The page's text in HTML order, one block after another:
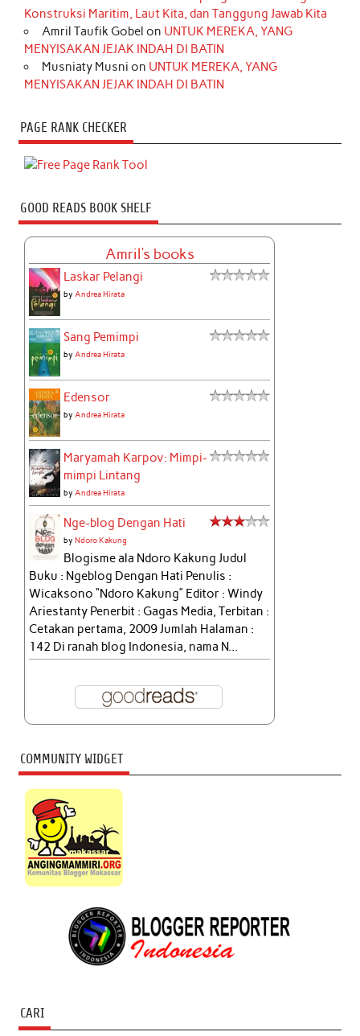
Konstruksi Maritim, Laut Kita, dan Tanggung Jawab Kita
Amril Taufik Gobel on UNTUK MEREKA, YANG
MENYISAKAN JEJAK INDAH DI BATIN
Musniaty Musni on UNTUK MEREKA, YANG
MENYISAKAN JEJAK INDAH DI BATIN
PAGE RANK CHECKER
GOOD READS BOOK SHELF
Amril's books
Laskar Pelangi
byAndrea Hirata
Sang Pemimpi
byAndrea Hirata
Edensor
byAndrea Hirata
Maryamah Karpov: Mimpi-
mimpi Lintang
byAndrea Hirata
Nge-blog Dengan Hati
byNdoro Kakung
Blogisme ala Ndoro Kakung Judul
Buku : Ngeblog Dengan Hati Penulis :
Wicaksono “Ndoro Kakung” Editor : Windy
Ariestanty Penerbit : Gagas Media, Terbitan :
Cetakan pertama, 2009 Jumlah Halaman :
142 Di ranah blog Indonesia, nama N...
COMMUNITY WIDGET
CARI